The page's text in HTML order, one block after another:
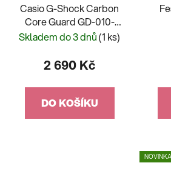
Casio G-Shock Carbon
Core Guard GD-010-
3ER
Skladem do 3 dnů(1 ks)
2 690 Kč
DO KOŠÍKU
NOVINKA